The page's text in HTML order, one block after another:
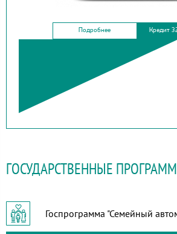
Подробнее Кредит
ГОСУДАРСТВЕННЫЕ
Госпрограмма "Семейный